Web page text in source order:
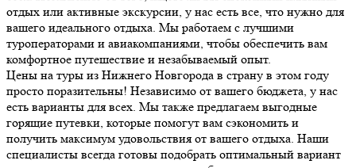
отдых или активные экскурсии, у нас есть все, что нужно для
вашего идеального отдыха. Мы работаем с лучшими
туроператорами и авиакомпаниями, чтобы обеспечить вам
комфортное путешествие и незабываемый опыт.
Цены на туры из Нижнего Новгорода в страну в этом году
просто поразительны! Независимо от вашего бюджета, у нас
есть варианты для всех. Мы также предлагаем выгодные
горящие путевки, которые помогут вам сэкономить и
получить максимум удовольствия от вашего отдыха. Наши
специалисты всегда готовы подобрать оптимальный вариант